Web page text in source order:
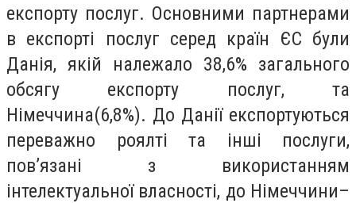
експорту послуг. Основними партнерами
в експорті послуг серед країн ЄС були
Данія, якій належало 38,6% загального
обсягу експорту послуг, та
Німеччина(6,8%). До Данії експортуються
переважно роялті та інші послуги,
пов’язані з використанням
інтелектуальної власності, до Німеччини–